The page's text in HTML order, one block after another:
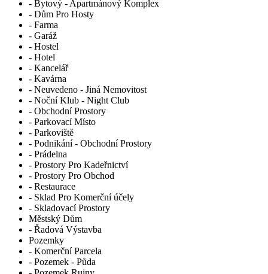
- Bytový - Apartmánový Komplex
- Dům Pro Hosty
- Farma
- Garáž
- Hostel
- Hotel
- Kancelář
- Kavárna
- Neuvedeno - Jiná Nemovitost
- Noční Klub - Night Club
- Obchodní Prostory
- Parkovací Místo
- Parkoviště
- Podnikání - Obchodní Prostory
- Prádelna
- Prostory Pro Kadeřnictví
- Prostory Pro Obchod
- Restaurace
- Sklad Pro Komerční účely
- Skladovací Prostory
Městský Dům
- Řadová Výstavba
Pozemky
- Komerční Parcela
- Pozemek - Půda